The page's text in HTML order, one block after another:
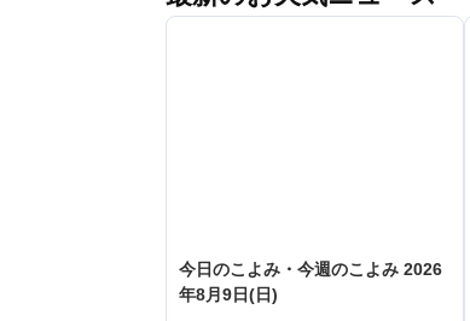
今日のこよみ・今週のこよみ 2026
年8月9日(日)